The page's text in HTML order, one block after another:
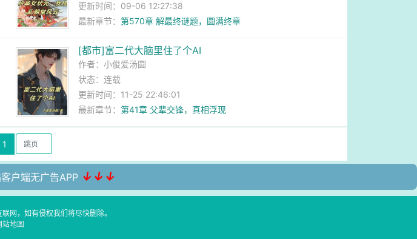
更新时间：09-06 12:27:38
最新章节： 第570章 解最终谜题，圆满终章
[都市]富二代大脑里住了个AI
作者： 小俊爱汤圆
状态：连载
更新时间：11-25 22:46:01
最新章节： 第41章 父辈交锋，真相浮现
1
户端无广告APP ↓↓↓
网，如有侵权我们将尽快删除。
站地图